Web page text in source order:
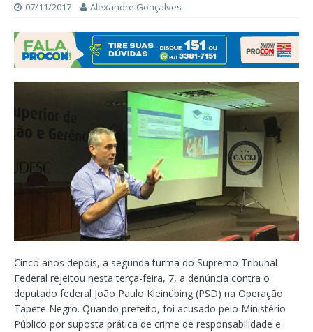
07/11/2017 Alexandre Gonçalves
Cinco anos depois, a segunda turma do Supremo Tribunal
Federal rejeitou nesta terça-feira, 7, a denúncia contra o
deputado federal João Paulo Kleinübing (PSD) na Operação
Tapete Negro. Quando prefeito, foi acusado pelo Ministério
Público por suposta prática de crime de responsabilidade e